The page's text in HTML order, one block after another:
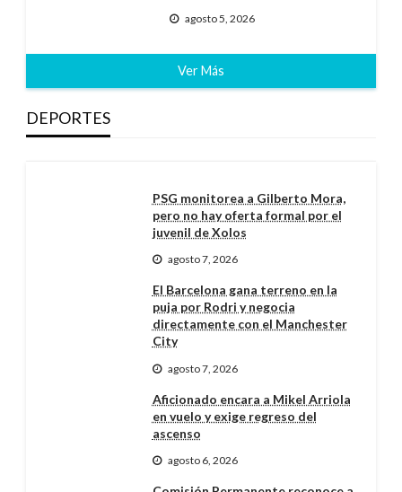
agosto 5, 2026
Ver Más
DEPORTES
PSG monitorea a Gilberto Mora,
pero no hay oferta formal por el
juvenil de Xolos
agosto 7, 2026
El Barcelona gana terreno en la
puja por Rodri y negocia
directamente con el Manchester
City
agosto 7, 2026
Aficionado encara a Mikel Arriola
en vuelo y exige regreso del
ascenso
agosto 6, 2026